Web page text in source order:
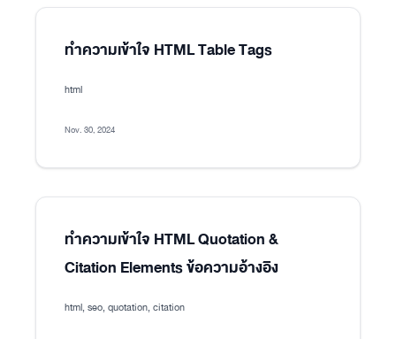
ทำความเข้าใจ HTML Table Tags
html
Nov. 30, 2024
ทำความเข้าใจ HTML Quotation &
Citation Elements ข้อความอ้างอิง
html, seo, quotation, citation